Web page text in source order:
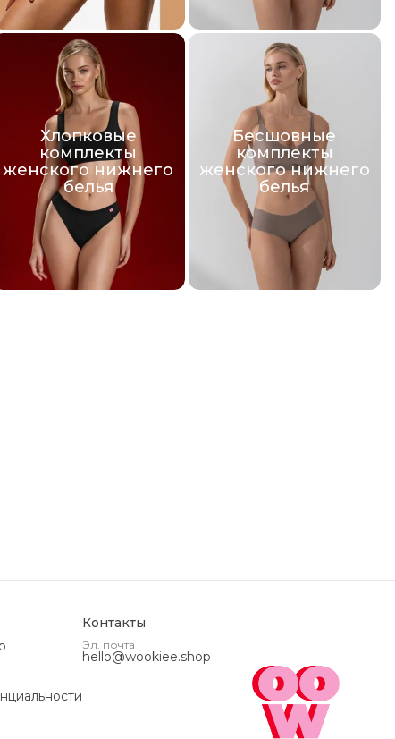
Хлопковые
комплекты
женского нижнего
белья
Бесшовные
комплекты
женского нижнего
белья
Контакты
Эл. почта
hello@wookiee.shop